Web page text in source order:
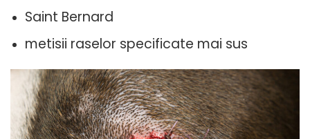
Saint Bernard
metisii raselor specificate mai sus